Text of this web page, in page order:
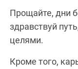
Прощайте, дни
здравствуй
целями.
Кроме того,